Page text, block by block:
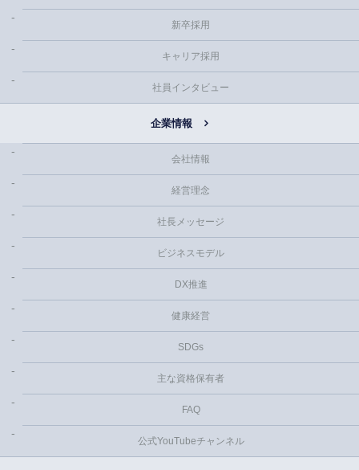
新卒採用
キャリア採用
社員インタビュー
企業情報
会社情報
経営理念
社長メッセージ
ビジネスモデル
DX推進
健康経営
SDGs
主な資格保有者
FAQ
公式YouTubeチャンネル